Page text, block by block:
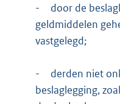
-
door de
geldmiddelen
vastgelegd;
-
derden niet
beslaglegging,